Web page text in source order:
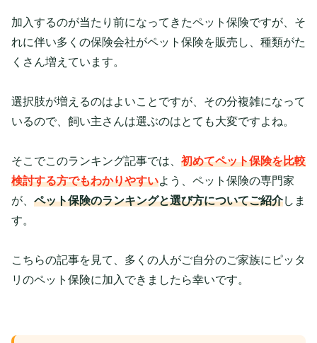
加入するのが当たり前になってきたペット保険ですが、そ
れに伴い多くの保険会社がペット保険を販売し、種類がた
くさん増えています。
選択肢が増えるのはよいことですが、その分複雑になって
いるので、飼い主さんは選ぶのはとても大変ですよね。
そこでこのランキング記事では、 初めてペット保険を比較
検討する方でもわかりやすいよう、ペット保険の専門家
が、 ペット保険のランキングと選び方についてご紹介しま
す。
こちらの記事を見て、多くの人がご自分のご家族にピッタ
リのペット保険に加入できましたら幸いです。